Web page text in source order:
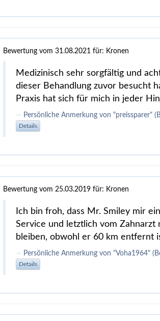
Bewertung vom 31.08.2021für: Kronen
Medizinisch sehr sorgfältig und
dieser Behandlung zuvor besucht
Praxis hat sich für mich in jeder
Persönliche Anmerkung von "preissparer"
Details
Bewertung vom 25.03.2019für: Kronen
Ich bin froh, dass Mr. Smiley mir
Service und letztlich vom
bleiben, obwohl er 60 km entfernt
Persönliche Anmerkung von "Voha1964"
Details